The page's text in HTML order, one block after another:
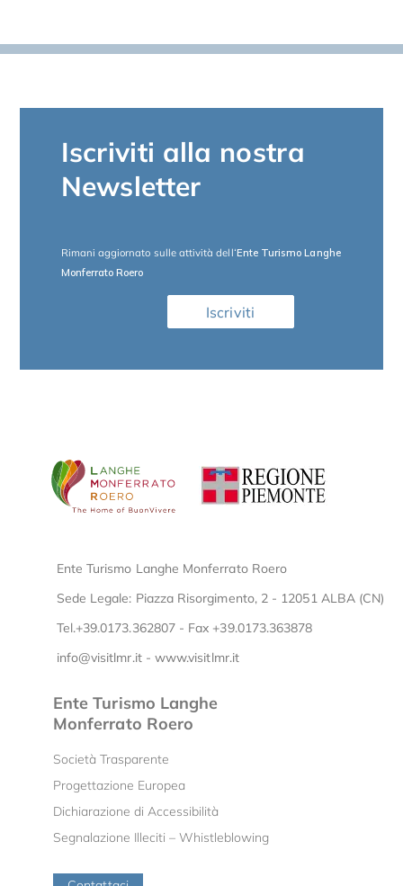
Iscriviti alla nostra
Newsletter
Rimani aggiornato sulle attività dell‘Ente Turismo Langhe
Monferrato Roero
Iscriviti
Ente Turismo Langhe Monferrato Roero
Sede Legale: Piazza Risorgimento, 2 - 12051 ALBA (CN)
Tel.+39.0173.362807 - Fax +39.0173.363878
info@visitlmr.it- www.visitlmr.it
Ente Turismo Langhe
Monferrato Roero
Società Trasparente
Progettazione Europea
Dichiarazione di Accessibilità
Segnalazione Illeciti – Whistleblowing